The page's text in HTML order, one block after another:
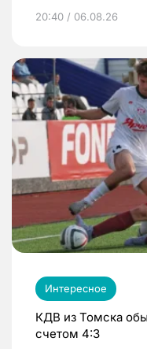
20:40 / 06.08.26
Интересное
КДВ из Томска
счетом 4:3